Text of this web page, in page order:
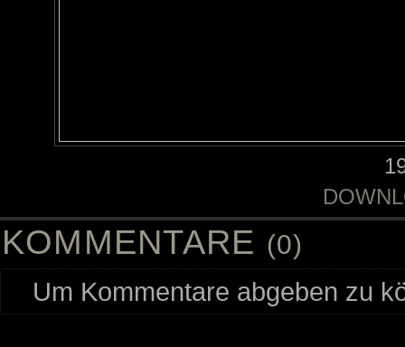
KOMMENTARE (0)
Um Kommentare abgeben zu